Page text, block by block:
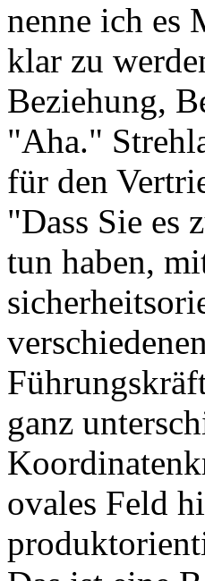
nenne ich es
klar zu
Beziehung,
"Aha."
für den
"Dass Sie es
tun haben,
ganz
ovales Feld